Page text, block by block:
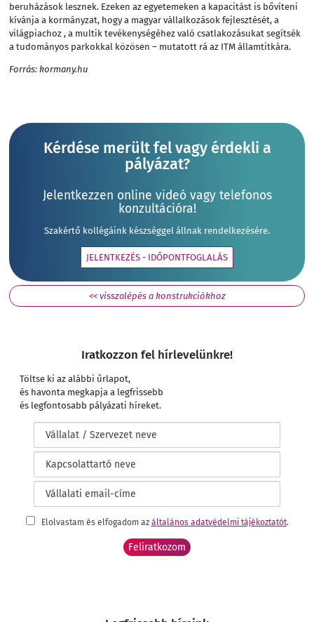
beruházások lesznek. Ezeken az egyetemeken a kapacitást is bővíteni
kívánja a kormányzat, hogy a magyar vállalkozások fejlesztését, a
világpiachoz , a multik tevékenységéhez való csatlakozásukat segítsék
a tudományos parkokkal közösen – mutatott rá az ITM államtitkára.
Forrás: kormany.hu
Kérdése merült fel vagy érdekli a
pályázat?
Jelentkezzen online videó vagy telefonos
konzultációra!
Szakértő kollégáink készséggel állnak rendelkezésére.
JELENTKEZÉS - IDŐPONTFOGLALÁS
<< visszalépés a konstrukciókhoz
Iratkozzon fel hírlevelünkre!
Töltse ki az alábbi űrlapot,
és havonta megkapja a legfrissebb
és legfontosabb pályázati híreket.
Elolvastam és elfogadom az általános adatvédelmi tájékoztatót.